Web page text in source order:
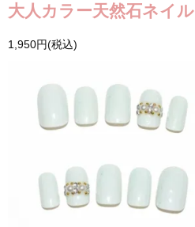
大人カラー天然石ネイル
1,950円(税込)